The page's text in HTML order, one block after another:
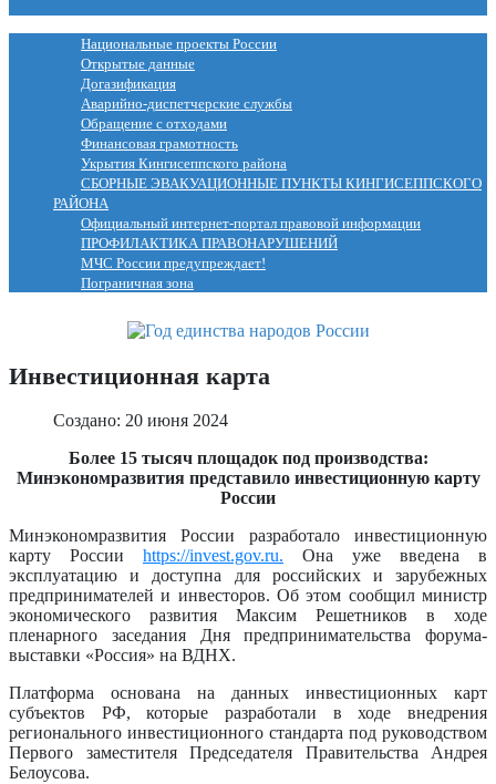
Национальные проекты России
Открытые данные
Догазификация
Аварийно-диспетчерские службы
Обращение с отходами
Финансовая грамотность
Укрытия Кингисеппского района
СБОРНЫЕ ЭВАКУАЦИОННЫЕ ПУНКТЫ КИНГИСЕППСКОГО
РАЙОНА
Официальный интернет-портал правовой информации
ПРОФИЛАКТИКА ПРАВОНАРУШЕНИЙ
МЧС России предупреждает!
Пограничная зона
Инвестиционная карта
Создано: 20 июня 2024
Более 15 тысяч площадок под производства:
Минэкономразвития представило инвестиционную карту
России
Минэкономразвития России разработало инвестиционную
карту России https://invest.gov.ru. Она уже введена в
эксплуатацию и доступна для российских и зарубежных
предпринимателей и инвесторов. Об этом сообщил министр
экономического развития Максим Решетников в ходе
пленарного заседания Дня предпринимательства форума-
выставки «Россия» на ВДНХ.
Платформа основана на данных инвестиционных карт
субъектов РФ, которые разработали в ходе внедрения
регионального инвестиционного стандарта под руководством
Первого заместителя Председателя Правительства Андрея
Белоусова.